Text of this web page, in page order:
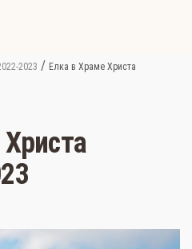
2023 / Елка в Храме Христа